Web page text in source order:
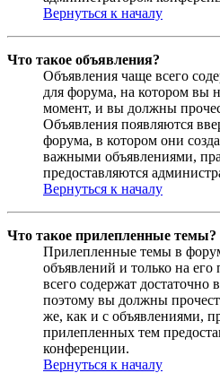
Вернуться к началу
Что такое объявления?
Объявления чаще всего
для форума, на котором вы
момент, и вы должны
Объявления появляются
форума, в котором они
важными объявлениями,
предоставляются
Вернуться к началу
Что такое прилепленные темы?
Прилепленные темы в
объявлений и только на
всего содержат
поэтому вы должны
же, как и с объявлениями,
прилепленных тем
конференции.
Вернуться к началу